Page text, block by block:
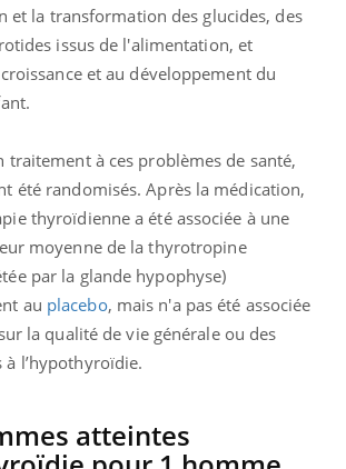
et la transformation des glucides, des
issus de l'alimentation, et
et au développement du
traitement à ces problèmes de santé,
été randomisés. Après la médication,
thyroïdienne a été associée à une
moyenne de la thyrotropine
par la glande hypophyse)
au placebo, mais n'a pas été associée
la qualité de vie générale ou des
l’hypothyroïdie.
atteintes